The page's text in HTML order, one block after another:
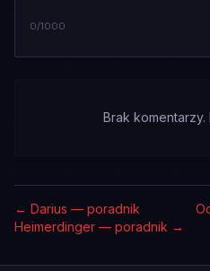
0/1000
Brak
← Darius — poradnik
Heimerdinger — poradnik →